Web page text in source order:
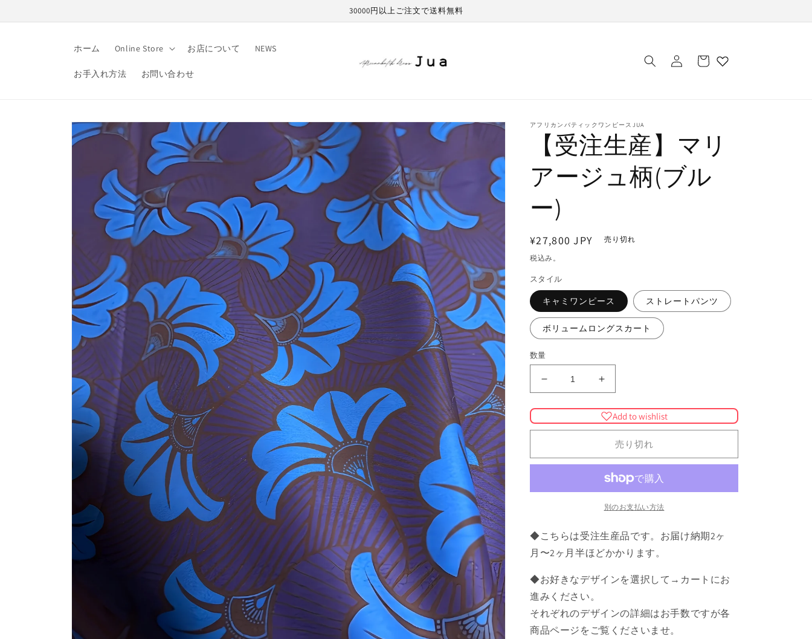
進む
30000円以上ご注文で送料無料
ホーム Online Store お店について NEWS
お手入れ方法 お問い合わせ
グ
イ
ー
商品情
報にス
アフリカンバティックワンピースJUA
【受注生産】マリ
アージュ柄(ブル
ー)
通
常
価
格
¥27,800 JPY 売り切れ
税込み。
スタイル
キャミワンピース ストレートパンツ
ボリュームロングスカート
数量
産】
リ
柄
(ブ
ル
ー)
の
数
量
を
【受
生
産】
リ
ア
ジ
柄
ル
ー)
量
を
Add to wishlist
売り切れ
別のお支払い方法
◆こちらは受注生産品です。お届け納期2ヶ
月〜2ヶ月半ほどかかります。
◆お好きなデザインを選択して→カートにお
進みください。
それぞれのデザインの詳細はお手数ですが各
商品ページをご覧くださいませ。